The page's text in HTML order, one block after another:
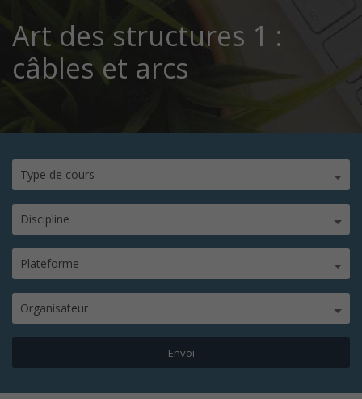
Art des structures 1 :
câbles et arcs
Type de cours
Discipline
Plateforme
Organisateur